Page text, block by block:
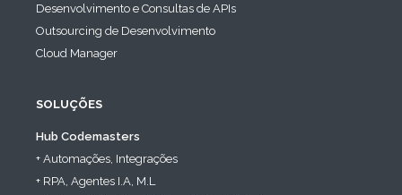
Desenvolvimento e Consultas de APIs
Outsourcing de Desenvolvimento
Cloud Manager
SOLUÇÕES
Hub Codemasters
+ Automações, Integrações
+ RPA, Agentes I.A, M.L